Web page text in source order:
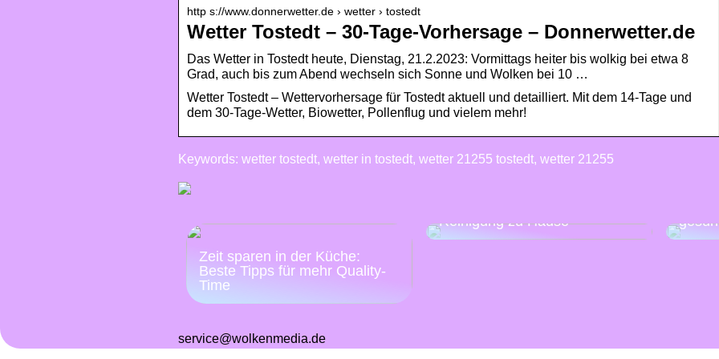
http s://www.donnerwetter.de › wetter › tostedt
Wetter Tostedt – 30-Tage-Vorhersage – Donnerwetter.de
Das Wetter in Tostedt heute, Dienstag, 21.2.2023: Vormittags heiter bis wolkig bei etwa 8
Grad, auch bis zum Abend wechseln sich Sonne und Wolken bei 10 …
Wetter Tostedt – Wettervorhersage für Tostedt aktuell und detailliert. Mit dem 14-Tage und
dem 30-Tage-Wetter, Biowetter, Pollenflug und vielem mehr!
Keywords: wetter tostedt, wetter in tostedt, wetter 21255 tostedt, wetter 21255
Zeit sparen in der Küche:
Beste Tipps für mehr Quality-
Time
Reinigung zu Hause
service@wolkenmedia.de